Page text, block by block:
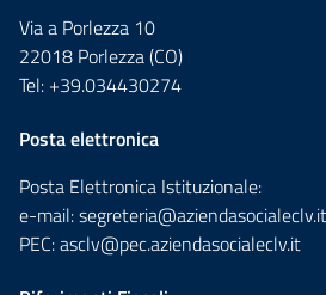
Via a Porlezza 10
22018 Porlezza (CO)
Tel: +39.034430274
Posta elettronica
Posta Elettronica Istituzionale:
e-mail:segreteria@aziendasocialeclv.it
PEC:asclv@pec.aziendasocialeclv.it